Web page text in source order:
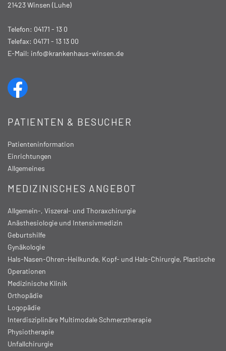
21423 Winsen (Luhe)
Telefon: 04171 - 13 0
Telefax: 04171 - 13 13 00
E-Mail: info@krankenhaus-winsen.de
PATIENTEN & BESUCHER
Patienteninformation
Einrichtungen
Allgemeines
MEDIZINISCHES ANGEBOT
Allgemein-, Viszeral- und Thoraxchirurgie
Anästhesiologie und Intensivmedizin
Geburtshilfe
Gynäkologie
Hals-Nasen-Ohren-Heilkunde, Kopf- und Hals-Chirurgie, Plastische
Operationen
Medizinische Klinik
Orthopädie
Logopädie
Interdisziplinäre Multimodale Schmerztherapie
Physiotherapie
Unfallchirurgie